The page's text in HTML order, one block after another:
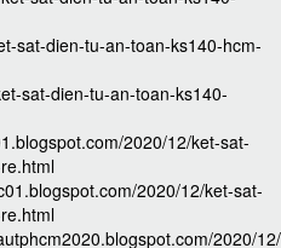
sat-dien-tu-an-toan-ks140-hcm-
sat-dien-tu-an-toan-ks140-
2020/12/ket-sat-
2020/12/ket-sat-
2020/